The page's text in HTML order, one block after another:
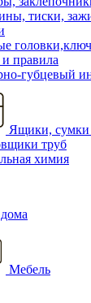
тиски,
правила
губцевый
Ящики, сумки
труб
химия
Мебель